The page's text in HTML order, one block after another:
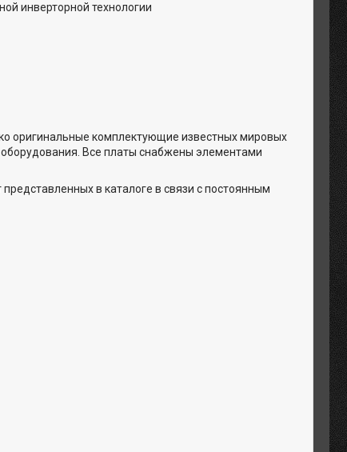
инверторной технологии
оригинальные комплектующие известных мировых
оборудования. Все платы снабжены элементами
в каталоге в связи с постоянным